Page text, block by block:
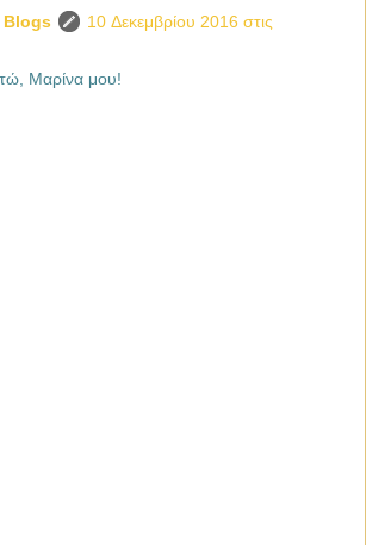
Blogs
10 Δεκεμβρίου 2016 στις
Μαρίνα μου!